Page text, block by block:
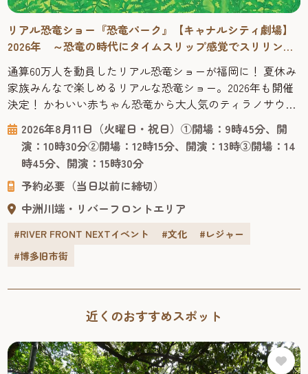
リアル恐竜ショー『恐竜パーク』【キャナルシティ劇場】
2026年 ～恐竜の時代にタイムスリップ感覚でスリリング
に学べる！
通算60万人を動員したリアル恐竜ショーが福岡に！ 夏休み
家族みんなで楽しめるリアルな恐竜ショー。2026年も開催
決定！ かわいい赤ちゃん恐竜から大人気のティラノサウル
スまで登場する、オーストラリアからやってきたリアル恐
竜ショー「恐竜パーク」は、恐竜が生きていた時代にタイ
ムスリップした感覚で楽しくスリリングに学べる、ファミ
リー向けのパフォーマンスショー。 客席で観るだけでな
く、ラッキーなお客様...
2026年8月11日（火曜日・祝日）①開場：9時45分、開
演：10時30分②開場：12時15分、開演：13時③開場：14
時45分、開演：15時30分
予約必要（当日以前に締切）
中洲川端・リバーフロントエリア
#RIVER FRONT NEXTイベント #文化
#レジャー
#博多旧市街
近くのおすすめスポット